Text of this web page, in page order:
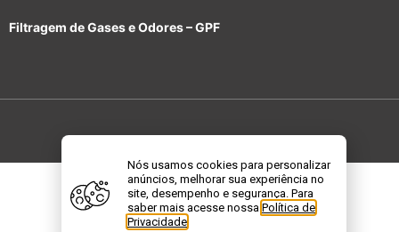
Filtragem de Gases e Odores – GPF
Nós usamos cookies para personalizar
anúncios, melhorar sua experiência no
site, desempenho e segurança. Para
saber mais acesse nossa Política de
Privacidade